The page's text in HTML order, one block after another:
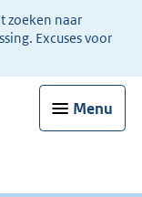
zoeken naar
Excuses voor
Menu